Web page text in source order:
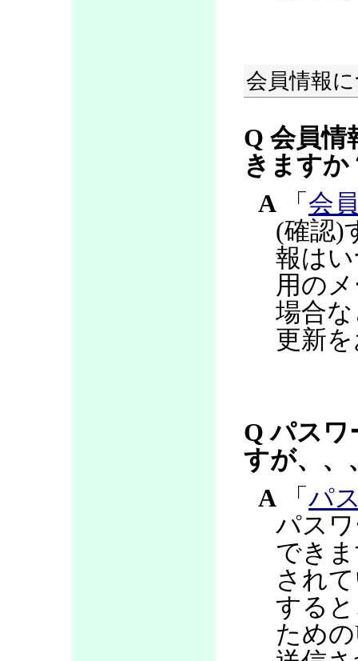
会員情報
Q 会員情
きますか
A 「 会
(確認)
報は
用の
場合
更新
Q パスワ
すが、、
A 「 パ
パス
でき
され
する
ため